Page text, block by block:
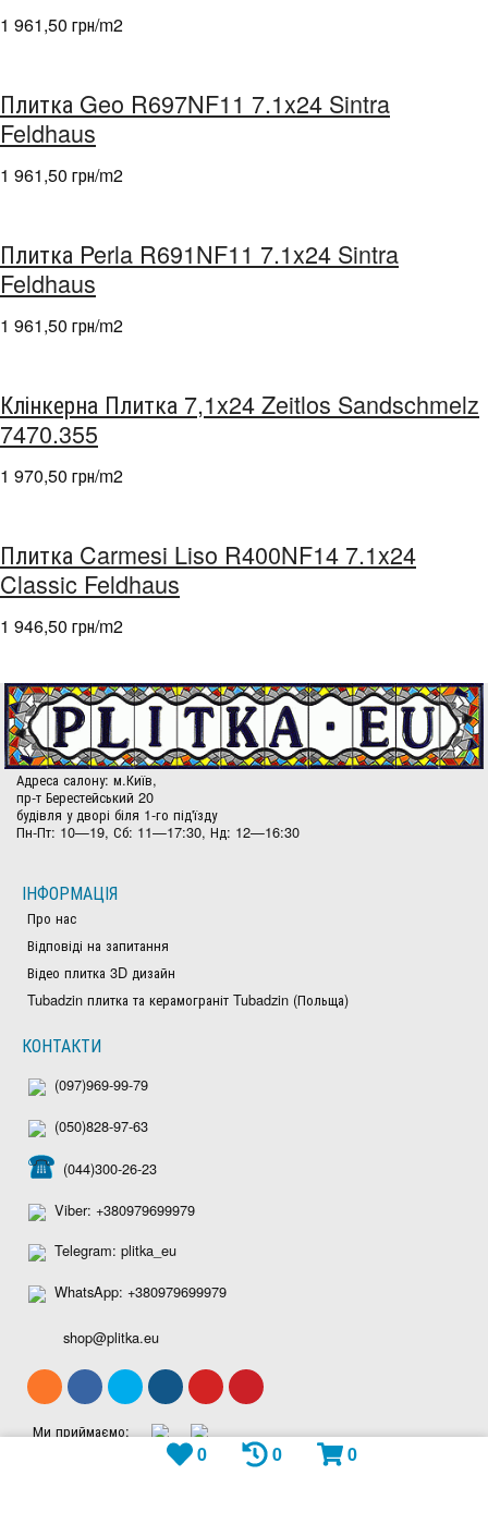
1 961,50 грн/m2
Плитка Geo R697NF11 7.1x24 Sintra
Feldhaus
1 961,50 грн/m2
Плитка Perla R691NF11 7.1x24 Sintra
Feldhaus
1 961,50 грн/m2
Клінкерна Плитка 7,1x24 Zeitlos Sandschmelz
7470.355
1 970,50 грн/m2
Плитка Carmesi Liso R400NF14 7.1x24
Classic Feldhaus
1 946,50 грн/m2
Адреса салону: м.Київ,
пр-т Берестейський 20
будівля у дворі біля 1-го під'їзду
Пн-Пт: 10—19, Сб: 11—17:30, Нд: 12—16:30
ІНФОРМАЦІЯ
Про нас
Відповіді на запитання
Відео плитка 3D дизайн
Tubadzin плитка та керамограніт Tubadzin (Польща)
КОНТАКТИ
(097)969-99-79
(050)828-97-63
(044)300-26-23
Viber: +380979699979
Telegram: plitka_eu
WhatsApp: +380979699979
shop@plitka.eu
Ми приймаємо:
0 0 0